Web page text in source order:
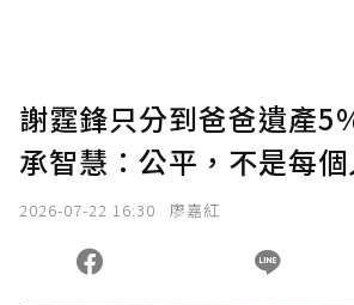
謝霆鋒只分到爸爸遺產
承智慧：公平，不是每
2026-07-22 16:30 廖嘉紅